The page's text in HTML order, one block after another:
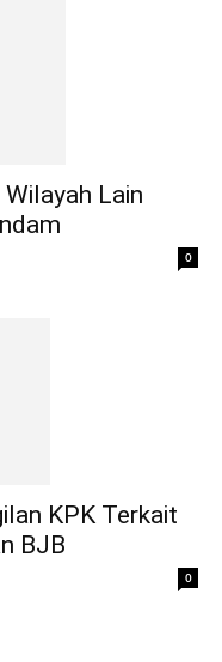
Lain
0
KPK Terkait
BJB
0